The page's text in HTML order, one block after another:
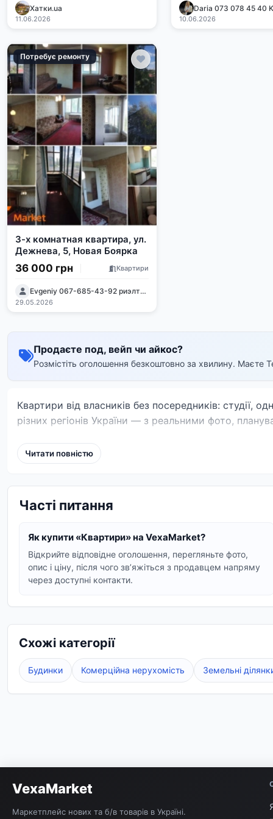
Хатки.ua
11.06.2026
Daria 073 078 45 40
10.06.2026
Потребує ремонту
3-х комнатная квартира, ул.
Дежнева, 5, Новая Боярка
36 000 грн Квартири
Evgeniy 067-685-43-92 риэлтор Киев Киевская обл
29.05.2026
Продаєте под, вейп чи айкос?
Розмістіть оголошення безкоштовно за хвилину. Маєте
Квартири від власників без посередників: студії,
різних регіонів України — з реальними фото,
Читати повністю
Часті питання
Як купити «Квартири» на VexaMarket?
Відкрийте відповідне оголошення, перегляньте фото,
опис і ціну, після чого звʼяжіться з продавцем напряму
через доступні контакти.
Схожі категорії
Будинки Комерційна нерухомість Земельні
VexaMarket
Маркетплейс нових та б/в товарів в Україні.